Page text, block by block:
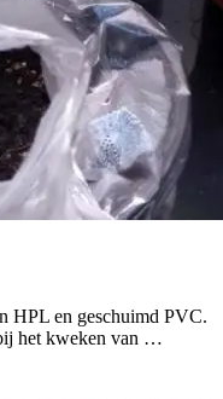
HPL en geschuimd PVC.
het kweken van …